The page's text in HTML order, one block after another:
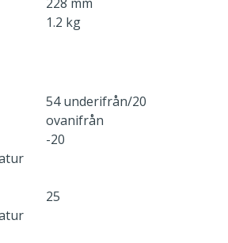
1.2 kg
54 underifrån/20
ovanifrån
-20
25